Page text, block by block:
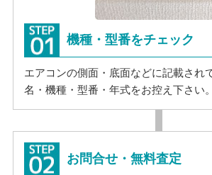
機種・型番をチェック
エアコンの側面・底面などに記載され
名・機種・型番・年式をお控え下さい。
お問合せ・無料査定